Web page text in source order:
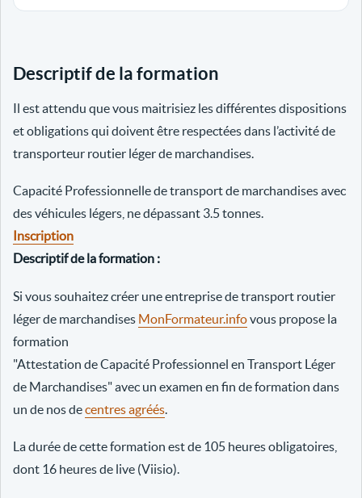
Descriptif de la formation
Il est attendu que vous maitrisiez les différentes dispositions
et obligations qui doivent être respectées dans l’activité de
transporteur routier léger de marchandises.
Capacité Professionnelle de transport de marchandises avec
des véhicules légers, ne dépassant 3.5 tonnes.
Inscription
Descriptif de la formation :
Si vous souhaitez créer une entreprise de transport routier
léger de marchandises MonFormateur.infovous propose la
formation
"Attestation de Capacité Professionnel en Transport Léger
de Marchandises" avec un examen en fin de formation dans
un de nos decentres agréés
La durée de cette formation est de 105 heures obligatoires,
dont 16 heures de live (Viisio).